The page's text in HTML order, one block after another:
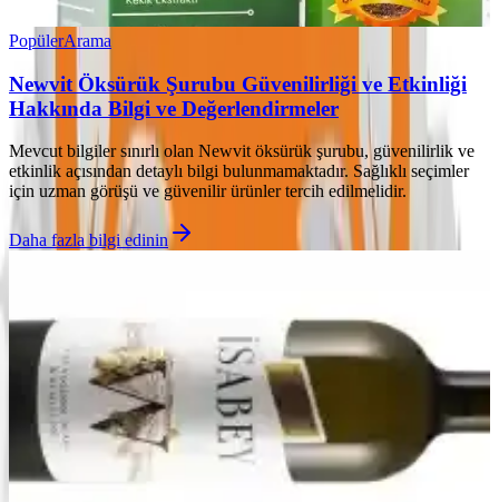
PopülerArama
Newvit Öksürük Şurubu Güvenilirliği ve Etkinliği
Hakkında Bilgi ve Değerlendirmeler
Mevcut bilgiler sınırlı olan Newvit öksürük şurubu, güvenilirlik ve
etkinlik açısından detaylı bilgi bulunmamaktadır. Sağlıklı seçimler
için uzman görüşü ve güvenilir ürünler tercih edilmelidir.
Daha fazla bilgi edinin